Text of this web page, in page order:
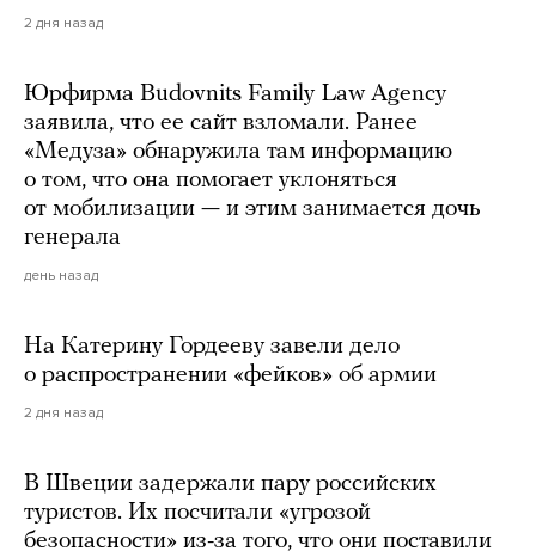
2 дня назад
Юрфирма Budovnits Family Law Agency
заявила, что ее сайт взломали. Ранее
«Медуза» обнаружила там информацию
о том, что она помогает уклоняться
от мобилизации — и этим занимается дочь
генерала
день назад
На Катерину Гордееву завели дело
о распространении «фейков» об армии
2 дня назад
В Швеции задержали пару российских
туристов. Их посчитали «угрозой
безопасности» из-за того, что они поставили